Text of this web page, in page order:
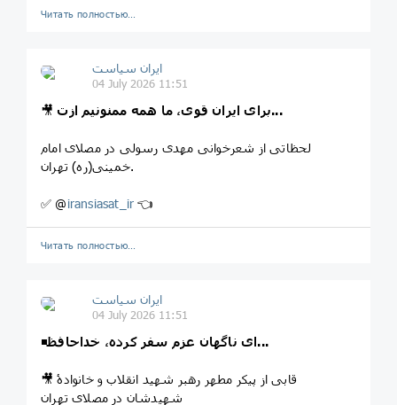
Читать полностью…
ایران سیاست
04 July 2026 11:51
🎥 برای ایران قوی، ما همه ممنونیم ازت...
لحظاتی از شعرخوانی مهدی رسولی در مصلای امام
خمینی(ره) تهران.
✅ @iransiasat_ir 👈
Читать полностью…
ایران سیاست
04 July 2026 11:51
◾️ ای ناگهان عزم سفر کرده، خداحافظ...
🎥 قابی از پیکر مطهر رهبر شهید انقلاب و خانوادۀ
شهیدشان در مصلای تهران